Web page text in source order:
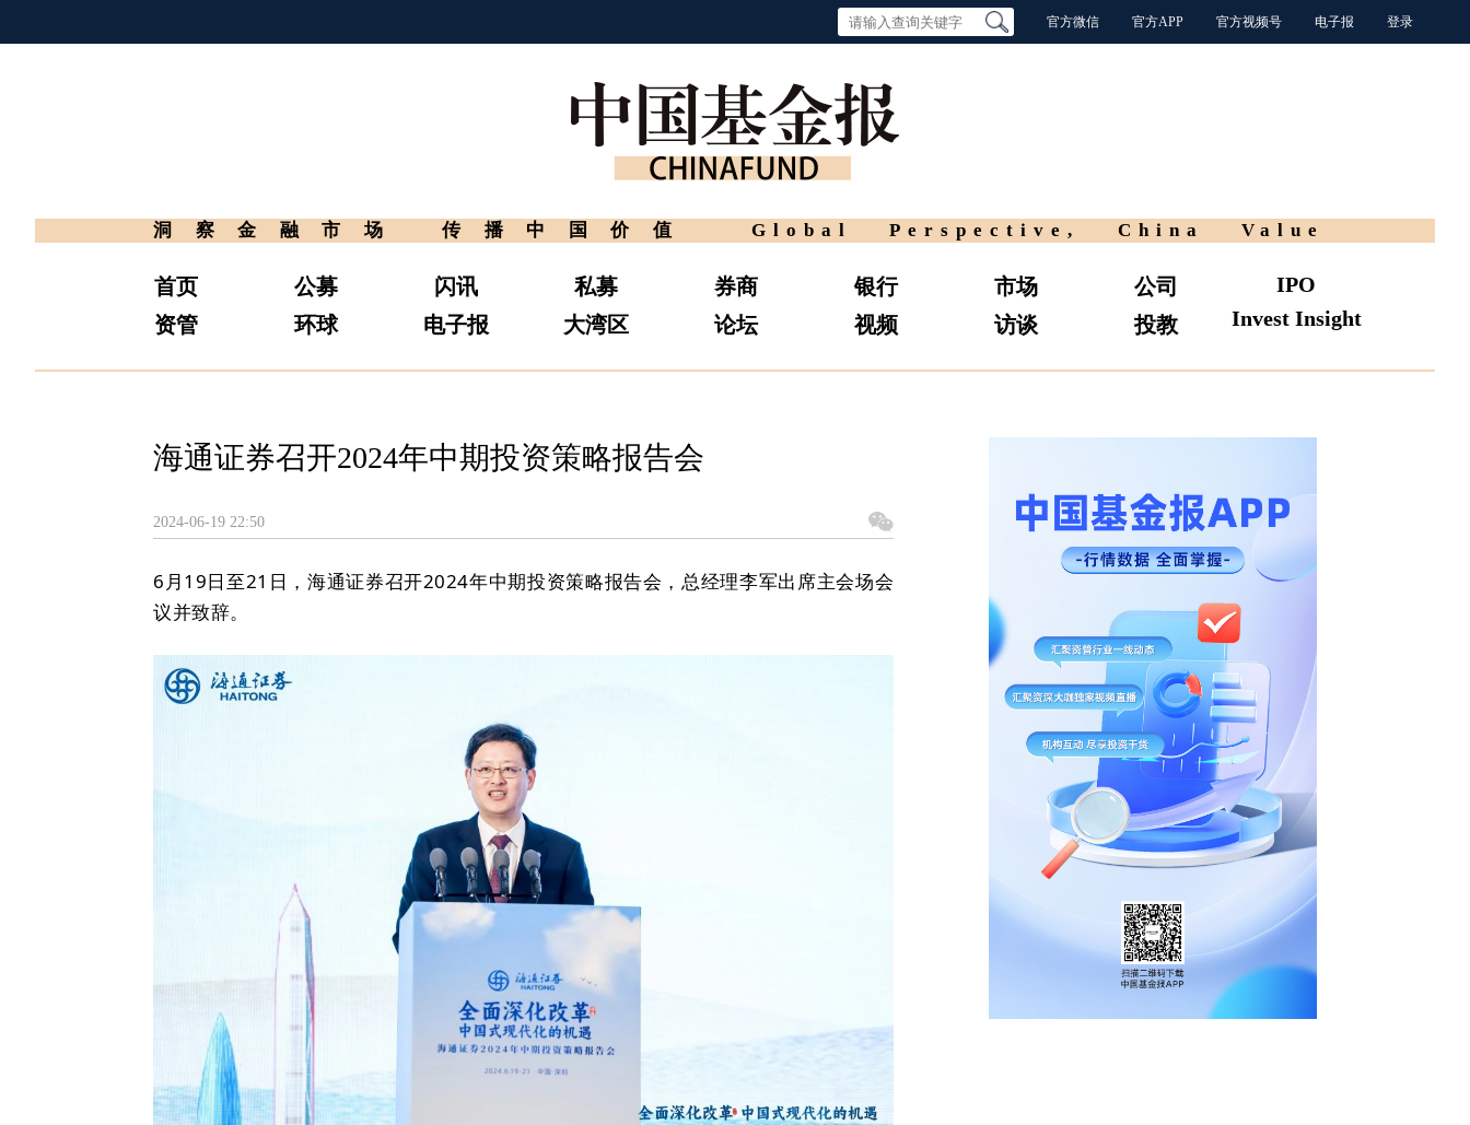
官方微信 官方APP 官方视频号 电子报 登录
洞察金融市场 传播中国价值 Global Perspective, China Value
首页
资管
公募
环球
闪讯
电子报
私募
大湾区
券商
论坛
银行
视频
市场
访谈
公司
投教
IPO
Invest Insight
海通证券召开2024年中期投资策略报告会
2024-06-19 22:50
6月19日至21日，海通证券召开2024年中期投资策略报告会，总经理李军出席主会场会
议并致辞。